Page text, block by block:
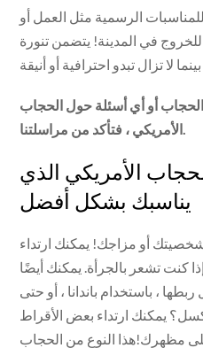
الرسمية مثل العمل أو
للخروج في المدينة! يتضمن تنورة
أو أي أسئلة حول الحجاب
الأمريكي الذي
يناسبك بشكل أفضل
أو مزاجك! يمكنك ارتداء
كنت تشعر بالجرأة. يمكنك أيضًا
، باستخدام باندانا ، أو حتى
يمكنك ارتداء بعض الأقراط
مظهرك!هذا النوع من الحجاب